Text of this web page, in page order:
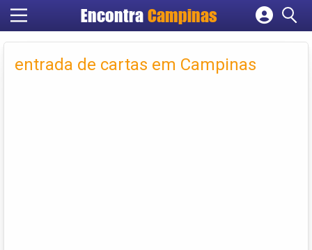
Encontra Campinas
Cadastrar empresa
Criar conta
entrada de cartas em Campinas